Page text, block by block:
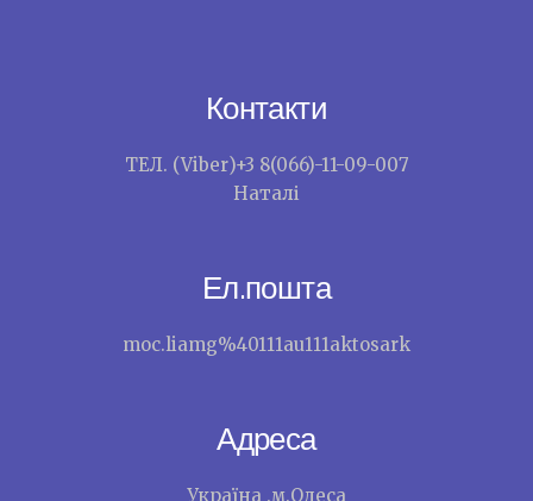
Контакти
ТЕЛ. (Viber)+3 8(066)-11-09-007
Наталі
Ел.пошта
moc.liamg%40111au111aktosark
Адреса
Україна .м.Одеса